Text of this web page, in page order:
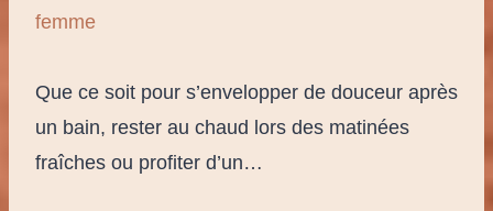
femme
Que ce soit pour s’envelopper de douceur après
un bain, rester au chaud lors des matinées
fraîches ou profiter d’un…